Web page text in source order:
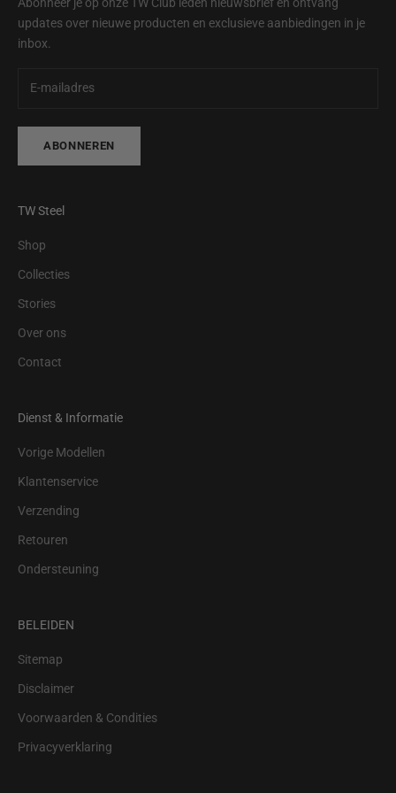
updates over nieuwe producten en exclusieve aanbiedingen in je
inbox.
ABONNEREN
TW Steel
Shop
Collecties
Stories
Over ons
Contact
Dienst & Informatie
Vorige Modellen
Klantenservice
Verzending
Retouren
Ondersteuning
BELEIDEN
Sitemap
Disclaimer
Voorwaarden & Condities
Privacyverklaring